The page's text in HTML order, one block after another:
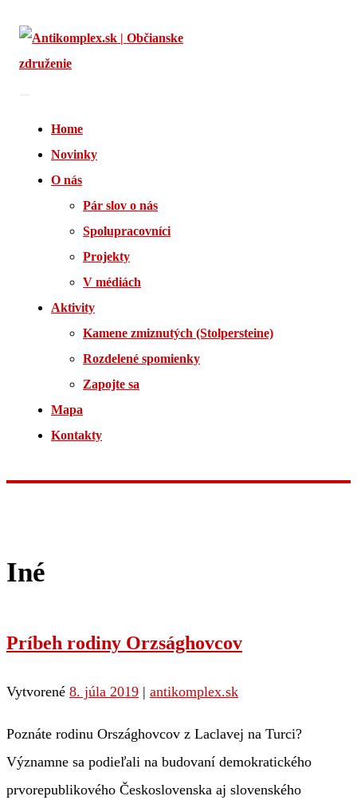
Home
Novinky
O nás
Pár slov o nás
Spolupracovníci
Projekty
V médiách
Aktivity
Kamene zmiznutých (Stolpersteine)
Rozdelené spomienky
Zapojte sa
Mapa
Kontakty
Iné
Príbeh rodiny Orzsághovcov
Vytvorené 8. júla 2019 | antikomplex.sk
Poznáte rodinu Országhovcov z Laclavej na Turci?
Významne sa podieľali na budovaní demokratického
prvorepublikového Československa aj slovenského